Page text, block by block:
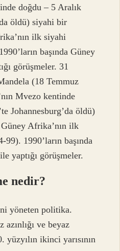
doğdu – 5 Aralık
öldü) siyahi bir
ilk siyahi
başında Güney
görüşmeler. 31
(18 Temmuz
Mvezo kentinde
Johannesburg’da öldü)
Afrika’nın ilk
99). 1990’ların başında
yaptığı görüşmeler.
nedir?
yöneten politika.
azınlığı ve beyaz
ikinci yarısının